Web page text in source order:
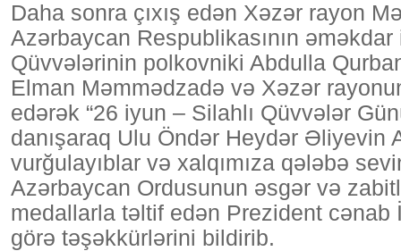
Daha sonra çıxış edən Xəzər rayon
Azərbaycan Respublikasının
Qüvvələrinin polkovniki Abdulla
Elman Məmmədzadə və Xəzər
edərək “26 iyun – Silahlı Qüvvələr
danışaraq Ulu Öndər Heydər
vurğulayıblar və xalqımıza qələbə
Azərbaycan Ordusunun əsgər və
medallarla təltif edən Prezident
görə təşəkkürlərini bildirib.